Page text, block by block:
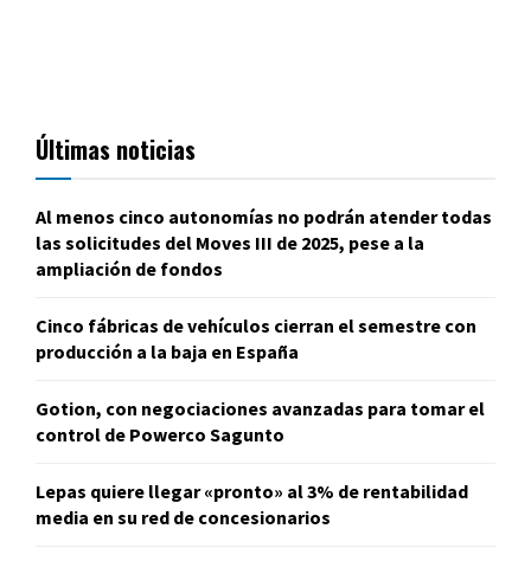
Últimas noticias
Al menos cinco autonomías no podrán atender todas
las solicitudes del Moves III de 2025, pese a la
ampliación de fondos
Cinco fábricas de vehículos cierran el semestre con
producción a la baja en España
Gotion, con negociaciones avanzadas para tomar el
control de Powerco Sagunto
Lepas quiere llegar «pronto» al 3% de rentabilidad
media en su red de concesionarios